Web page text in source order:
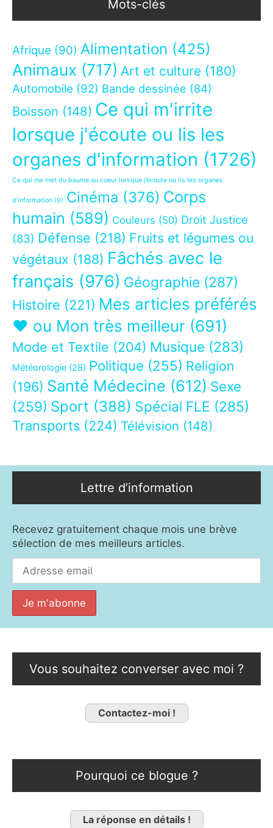
Mots-clés
Afrique (90) Alimentation (425)
Animaux (717) Art et culture (180)
Automobile (92) Bande dessinée (84)
Boisson (148) Ce qui m'irrite
lorsque j'écoute ou lis les
organes d'information (1726)
Ce qui me met du baume au coeur lorsque j’écoute ou lis les organes
d’information (9) Cinéma (376) Corps
humain (589) Couleurs (50) Droit Justice
(83) Défense (218) Fruits et légumes ou
végétaux (188) Fâchés avec le
français (976) Géographie (287)
Histoire (221) Mes articles préférés
❤ ou Mon très meilleur (691)
Mode et Textile (204) Musique (283)
Météorologie (28) Politique (255) Religion
(196) Santé Médecine (612) Sexe
(259) Sport (388) Spécial FLE (285)
Transports (224) Télévision (148)
Lettre d’information
Recevez gratuitement chaque mois une brève
sélection de mes meilleurs articles.
Vous souhaitez converser avec moi ?
Contactez-moi !
Pourquoi ce blogue ?
La réponse en détails !